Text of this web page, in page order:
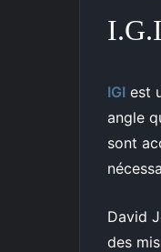
IGI est
angle
sont
David
des